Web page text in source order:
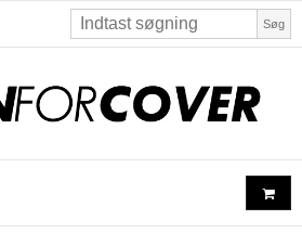
Søg